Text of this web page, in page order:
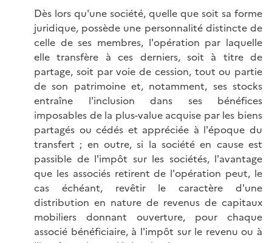
Dès lors qu'une société, quelle que soit sa forme
juridique, possède une personnalité distincte de
celle de ses membres, l'opération par laquelle
elle transfère à ces derniers, soit à titre de
partage, soit par voie de cession, tout ou partie
de son patrimoine et, notamment, ses stocks
entraîne l'inclusion dans ses bénéfices
imposables de la plus-value acquise par les biens
partagés ou cédés et appréciée à l'époque du
transfert ; en outre, si la société en cause est
passible de l'impôt sur les sociétés, l'avantage
que les associés retirent de l'opération peut, le
cas échéant, revêtir le caractère d'une
distribution en nature de revenus de capitaux
mobiliers donnant ouverture, pour chaque
associé bénéficiaire, à l'impôt sur le revenu ou à